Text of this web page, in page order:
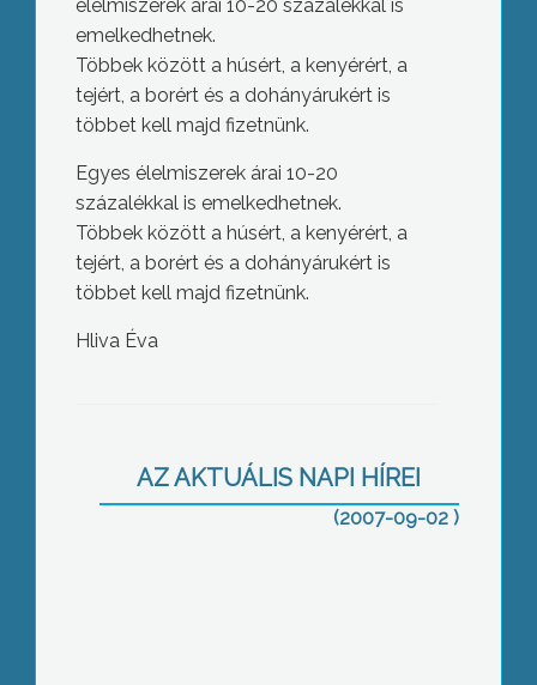
élelmiszerek árai 10-20 százalékkal is
emelkedhetnek.
Többek között a húsért, a kenyérért, a
tejért, a borért és a dohányárukért is
többet kell majd fizetnünk.
Egyes élelmiszerek árai 10-20
százalékkal is emelkedhetnek.
Többek között a húsért, a kenyérért, a
tejért, a borért és a dohányárukért is
többet kell majd fizetnünk.
Hliva Éva
AZ AKTUÁLIS NAPI HÍREI
(2007-09-02 )
Első alkalommal rendezett ruszin
napot a tavaly októberben megalakult
kisebbségi önkormányzat